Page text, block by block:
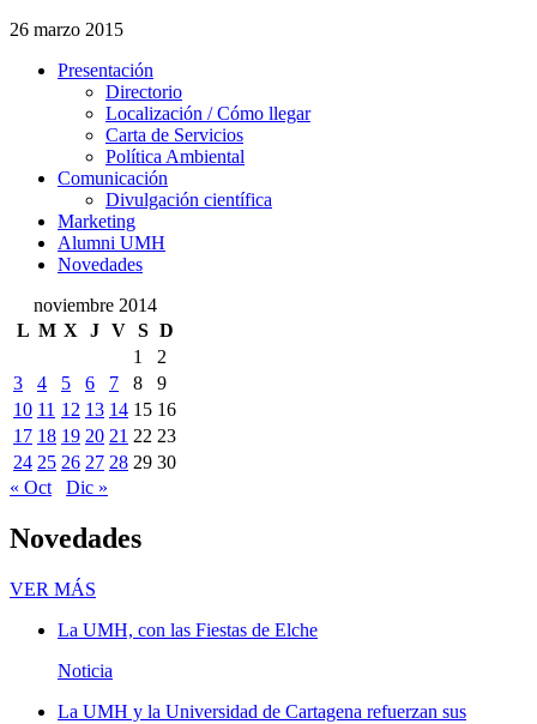
26 marzo 2015
Presentación
Presentación
Directorio
Localización / Cómo llegar
Carta de Servicios
Política Ambiental
Comunicación
Comunicación
Divulgación científica
Marketing
Alumni UMH
Novedades
noviembre 2014
L M X J V S D
1
2
3
4 5 6 7 8
9
10 11 12 13 14 15 16
17 18 19 20 21 22 23
24 25 26 27 28 29 30
« Oct
Dic »
Novedades
VER MÁS
La UMH, con las Fiestas de Elche
Noticia
La UMH y la Universidad de Cartagena refuerzan sus